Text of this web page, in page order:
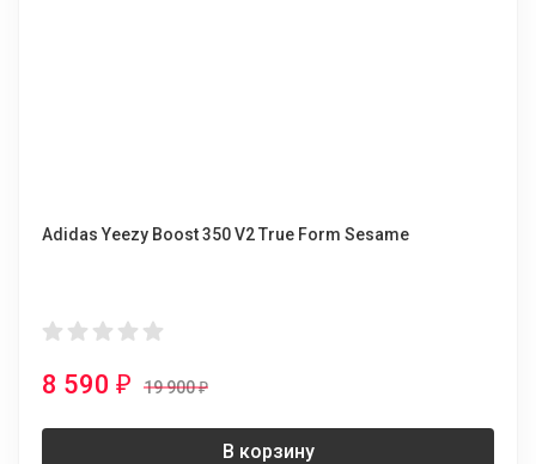
Adidas Yeezy Boost 350 V2 True Form Sesame
8 590 ₽ 19 900₽
В корзину